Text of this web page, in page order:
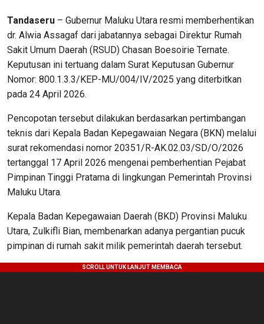
Tandaseru – Gubernur Maluku Utara resmi memberhentikan
dr. Alwia Assagaf dari jabatannya sebagai Direktur Rumah
Sakit Umum Daerah (RSUD) Chasan Boesoirie Ternate.
Keputusan ini tertuang dalam Surat Keputusan Gubernur
Nomor: 800.1.3.3/KEP-MU/004/IV/2025 yang diterbitkan
pada 24 April 2026.
Pencopotan tersebut dilakukan berdasarkan pertimbangan
teknis dari Kepala Badan Kepegawaian Negara (BKN) melalui
surat rekomendasi nomor 20351/R-AK.02.03/SD/O/2026
tertanggal 17 April 2026 mengenai pemberhentian Pejabat
Pimpinan Tinggi Pratama di lingkungan Pemerintah Provinsi
Maluku Utara.
Kepala Badan Kepegawaian Daerah (BKD) Provinsi Maluku
Utara, Zulkifli Bian, membenarkan adanya pergantian pucuk
pimpinan di rumah sakit milik pemerintah daerah tersebut.